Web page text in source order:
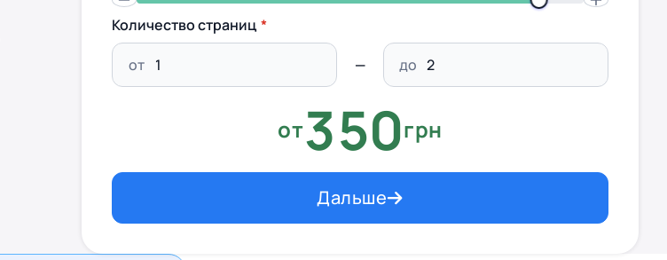
Количество страниц
от до
от350грн
Дальше